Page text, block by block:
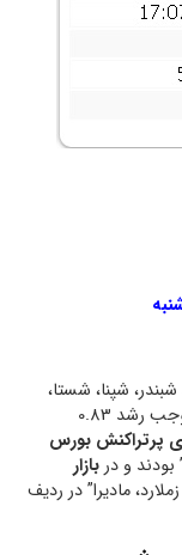
شبندر، شپنا، شستا،
شتران، خساپا” با ااثر مثبت بودند که در نهایت موجب رشد 0.83
پرتراکنش بورس
بودند و دربازار
مادیرا” در ردیف